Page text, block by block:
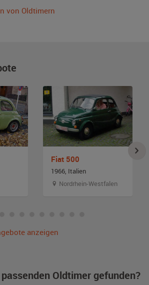
von Oldtimern
Fiat 500
1966, Italien
Nordrhein-Westfalen
anzeigen
Oldtimer gefunden?